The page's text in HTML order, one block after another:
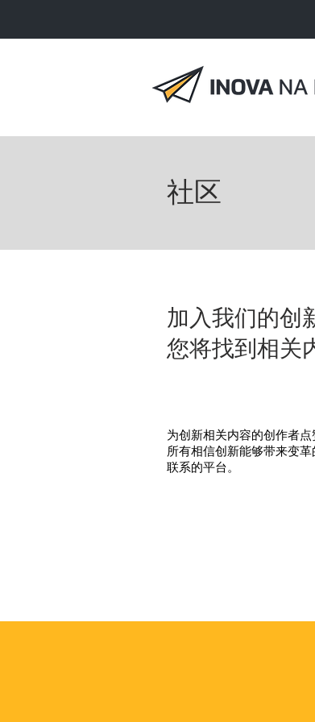
社区
加入我们的创
您将找到相关
为创新相关内容的创作者
所有相信创新能够带来变
联系的平台。